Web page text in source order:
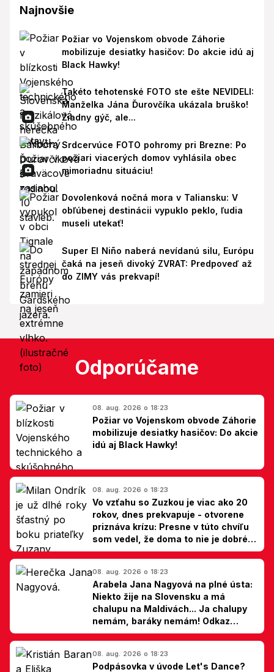
Najnovšie
Požiar vo Vojenskom obvode Záhorie
mobilizuje desiatky hasičov: Do akcie idú aj
Black Hawky!
Takéto tehotenské FOTO ste ešte NEVIDELI:
Manželka Jána Ďurovčíka ukázala bruško!
Žiadny gýč, ale...
Srdcervúce FOTO pohromy pri Brezne: Po
požiari viacerých domov vyhlásila obec
mimoriadnu situáciu!
Dovolenková nočná mora v Taliansku: V
obľúbenej destinácii vypuklo peklo, ľudia
museli utekať!
Super El Niño naberá nevídanú silu, Európu
čaká na jeseň divoký ZVRAT: Predpoveď až
do ZIMY vás prekvapí!
Odporúčame
08. aug. 2026 o 18:23
Požiar vo Vojenskom obvode Záhorie
mobilizuje desiatky hasičov: Do akcie
idú aj Black Hawky!
08. aug. 2026 o 18:23
Vo vzťahu so Zuzkou je viac ako 20
rokov, dnes prekvapuje - otvorene
priznáva krízu: Presne v túto chvíľu
som vedel, že doma to nie je dobré,
hovorí Milan Ondrík
08. aug. 2026 o 18:23
Arabela Jana Nagyová na plné ústa:
Niekto žije na Slovensku a má
chalupu na Maldivách... Ja chalupy
nemám, baráky nemám! Odkaz
Slovákom
08. aug. 2026 o 18:23
Podpásovka v úvode Let's Dance?